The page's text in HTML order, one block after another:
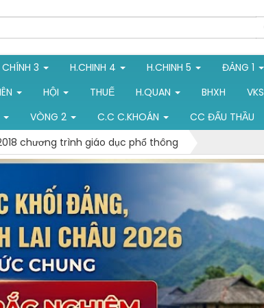
CHÍNH 3 H.CHINH 4 H.CHINH 5 ĐẢNG 1
HỘI THUẾ H.QUAN BHXH VKS
VÒNG 2 C.C C.KHOÁN CC ĐẤU THẦU
chương trình giáo dục phổ thông